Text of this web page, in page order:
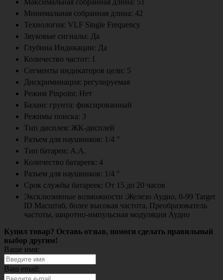
Максимальная собранная длина: 51
Минимальная собранная длина: 42
Технология: VLF Single Frequency
Звуковые сигналы: Да
Глубина Индикации: Да
Количество частот: 1
Сегменты индикаторов цели: 5
Дискриминация: регулируемая
Режим Pinpoint: Нет
Баланс грунта: фиксированный
Режимы поиска: 3
Тип дисплея: ЖК-дисплей
Разъем для наушников: 1/4 "
Тип батареи: А.А.
Количество батареек: 4
Разъем для наушников: 1/4 "
Срок службы батареек: От 15 до 20 часов
Эксклюзивные возможности :Железо Аудио, 0-99 Target
ID Масштаб, более высокая частота, Преобразователь
частоты, широтно-импульсная модуляция Аудио
Купил товар? Оставь отзыв, помоги сделать правильный
выбор другим!
Ваше имя:
Ваш email: